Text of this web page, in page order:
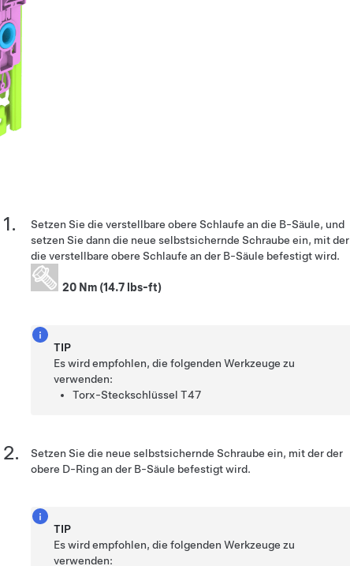
Setzen Sie die verstellbare obere Schlaufe an die B-Säule, und
setzen Sie dann die neue selbstsichernde Schraube ein, mit der
die verstellbare obere Schlaufe an der B-Säule befestigt wird.
20 Nm (14.7 lbs-ft)
TIP
Es wird empfohlen, die folgenden Werkzeuge zu
verwenden:
Torx-Steckschlüssel T47
Setzen Sie die neue selbstsichernde Schraube ein, mit der der
obere D-Ring an der B-Säule befestigt wird.
TIP
Es wird empfohlen, die folgenden Werkzeuge zu
verwenden: